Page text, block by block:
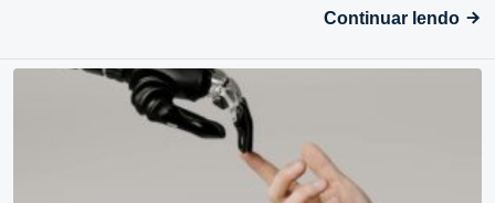
Continuar lendo